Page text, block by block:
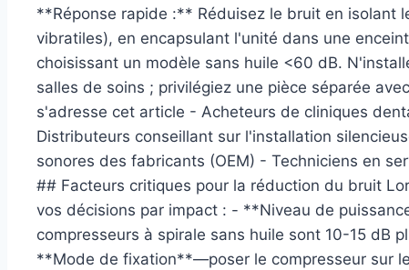
**Réponse rapide :** Réduisez le bruit en isolant
vibratiles), en encapsulant l'unité dans une
choisissant un modèle sans huile <60 dB.
salles de soins ; privilégiez une pièce séparée
s'adresse cet article - Acheteurs de cliniques
Distributeurs conseillant sur l'installation
sonores des fabricants (OEM) - Techniciens en
## Facteurs critiques pour la réduction du bruit
vos décisions par impact : - **Niveau de
compresseurs à spirale sans huile sont 10-15 dB
**Mode de fixation**—poser le compresseur sur